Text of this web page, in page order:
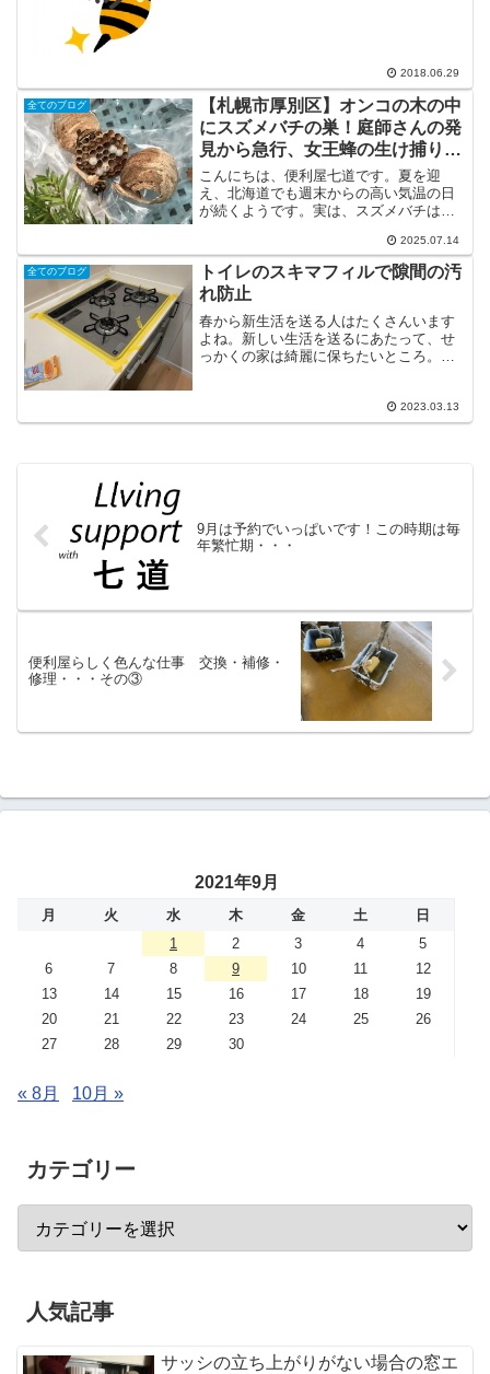
2018.06.29
全てのブログ
【札幌市厚別区】オンコの木の中
にスズメバチの巣！庭師さんの発
見から急行、女王蜂の生け捕りま
で初期駆除レポート
こんにちは、便利屋七道です。夏を迎
え、北海道でも週末からの高い気温の日
が続くようです。実は、スズメバチは
り、その数も大幅に増加する傾向があり
ます。そのため、これからの季節はスズ
メバチによる被害や駆除のお問...
2025.07.14
全てのブログ
トイレのスキマフィルで隙間の汚
れ防止
春から新生活を送る人はたくさんいます
よね。新しい生活を送るにあたって、せ
っかくの家は綺麗に保ちたいところ。部
の工夫をしておけばやりやすくなりま
す。トイレのスキマフィルで...
2023.03.13
9月は予約でいっぱいです！この時期は毎
年繁忙期・・・
便利屋らしく色んな仕事 交換・補修・
修理・・・その③
2021年9月
月 火 水 木 金 土
日
1
2 3 4
5
6
7 8 9 10 11
12
13
14 15 16 17 18
19
20
21 22 23 24 25
26
27
28 29 30
« 8月 10月 »
カテゴリー
人気記事
サッシの立ち上がりがない場合の窓エ